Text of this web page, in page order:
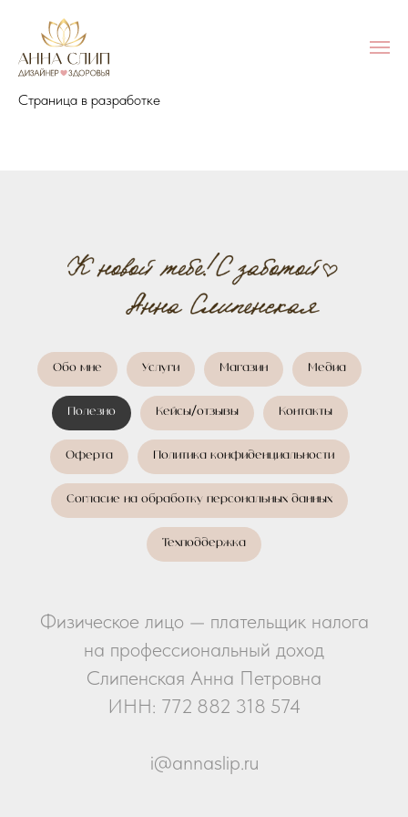
Страница в разработке
Обо мне Услуги Магазин Медиа
Полезно Кейсы/отзывы Контакты
Оферта Политика конфиденциальности
Согласие на обработку персональных данных
Техподдержка
Физическое лицо — плательщик налога
на профессиональный доход
Слипенская Анна Петровна
ИНН: 772 882 318 574
i@annaslip.ru